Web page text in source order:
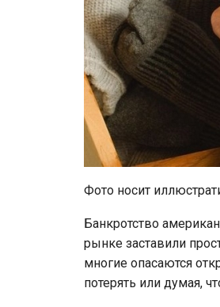
Фото носит
Банкротство
рынке заставили
многие опасаются
потерять или думая,